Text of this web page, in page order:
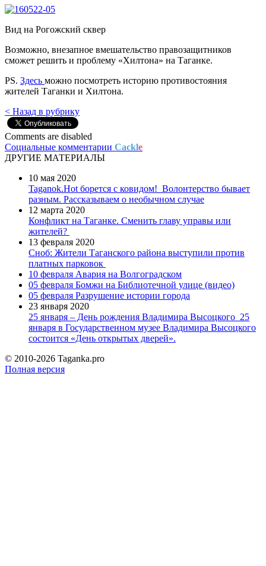
Вид на Рогожский сквер
Возможно, внезапное вмешательство правозащитников
сможет решить и проблему «Хилтона» на Таганке.
PS. Здесь можно посмотреть историю противостояния
жителей Таганки и Хилтона.
< Назад в рубрику
Comments are disabled
Социальные комментарии Cackle
ДРУГИЕ МАТЕРИАЛЫ
10 мая 2020
Taganok.Hot борется с ковидом! Волонтерство бывает
разным. Рассказываем о необычном случае
12 марта 2020
Конфликт на Таганке. Сменить главу управы или
жителей?
13 февраля 2020
Сноб: Жители Таганского района выступили против
платных парковок
10 февраля Авария на Волгоградском
05 февраля Бомжи на Библиотечной улице (видео)
05 февраля Разрушение истории города
23 января 2020
25 января – День рождения Владимира Высоцкого 25
января в Государственном музее Владимира Высоцкого
состоится «День открытых дверей».
© 2010-2026 Taganka.pro
Полная версия